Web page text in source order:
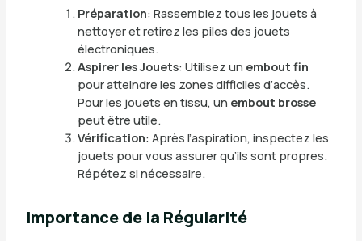
Préparation: Rassemblez tous les jouets à
nettoyer et retirez les piles des jouets
électroniques.
Aspirer les Jouets: Utilisez un embout fin
pour atteindre les zones difficiles d’accès.
Pour les jouets en tissu, un embout brosse
peut être utile.
Vérification: Après l’aspiration, inspectez les
jouets pour vous assurer qu’ils sont propres.
Répétez si nécessaire.
Importance de la Régularité